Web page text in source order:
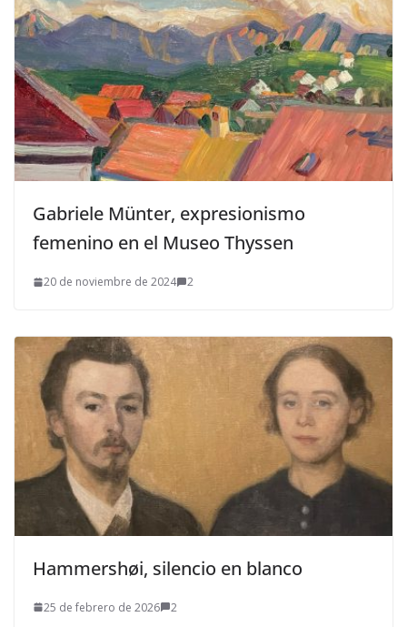
Gabriele Münter, expresionismo
femenino en el Museo Thyssen
20 de noviembre de 2024 2
Hammershøi, silencio en blanco
25 de febrero de 2026 2